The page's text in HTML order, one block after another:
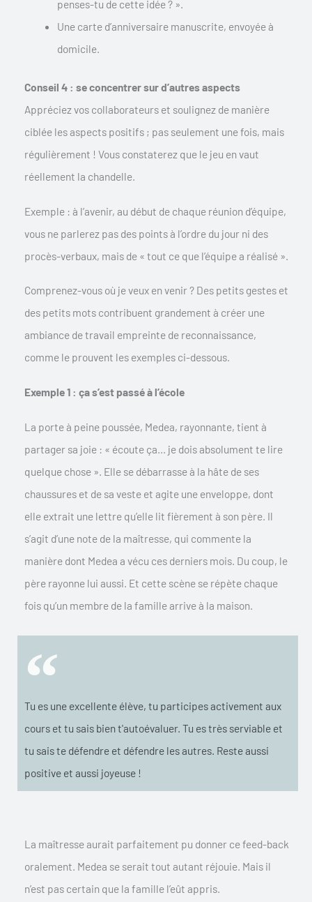
penses-tu de cette idée ? ».
Une carte d’anniversaire manuscrite, envoyée à
domicile.
Conseil 4 : se concentrer sur d’autres aspects
Appréciez vos collaborateurs et soulignez de manière
ciblée les aspects positifs ; pas seulement une fois, mais
régulièrement ! Vous constaterez que le jeu en vaut
réellement la chandelle.
Exemple : à l’avenir, au début de chaque réunion d’équipe,
vous ne parlerez pas des points à l’ordre du jour ni des
procès-verbaux, mais de « tout ce que l’équipe a réalisé ».
Comprenez-vous où je veux en venir ? Des petits gestes et
des petits mots contribuent grandement à créer une
ambiance de travail empreinte de reconnaissance,
comme le prouvent les exemples ci-dessous.
Exemple 1 : ça s’est passé à l’école
La porte à peine poussée, Medea, rayonnante, tient à
partager sa joie : « écoute ça… je dois absolument te lire
quelque chose ». Elle se débarrasse à la hâte de ses
chaussures et de sa veste et agite une enveloppe, dont
elle extrait une lettre qu’elle lit fièrement à son père. Il
s’agit d’une note de la maîtresse, qui commente la
manière dont Medea a vécu ces derniers mois. Du coup, le
père rayonne lui aussi. Et cette scène se répète chaque
fois qu’un membre de la famille arrive à la maison.
Tu es une excellente élève, tu participes activement aux
cours et tu sais bien t'autoévaluer. Tu es très serviable et
tu sais te défendre et défendre les autres. Reste aussi
positive et aussi joyeuse !
La maîtresse aurait parfaitement pu donner ce feed-back
oralement. Medea se serait tout autant réjouie. Mais il
n’est pas certain que la famille l’eût appris.